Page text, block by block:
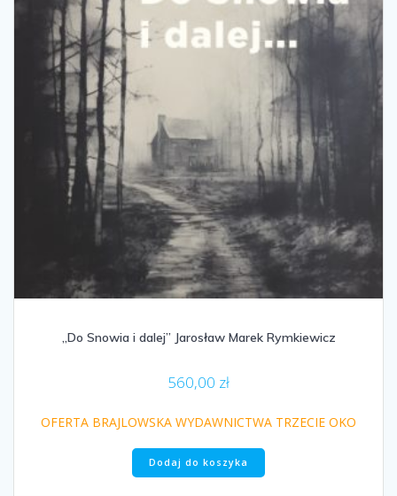
„Do Snowia i dalej” Jarosław Marek Rymkiewicz
560,00 zł
OFERTA BRAJLOWSKA WYDAWNICTWA TRZECIE OKO
Dodaj do koszyka